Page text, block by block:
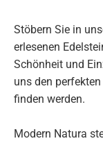
Stöbern Sie in
erlesenen
Schönheit und
uns den
finden werden.
Modern Natura